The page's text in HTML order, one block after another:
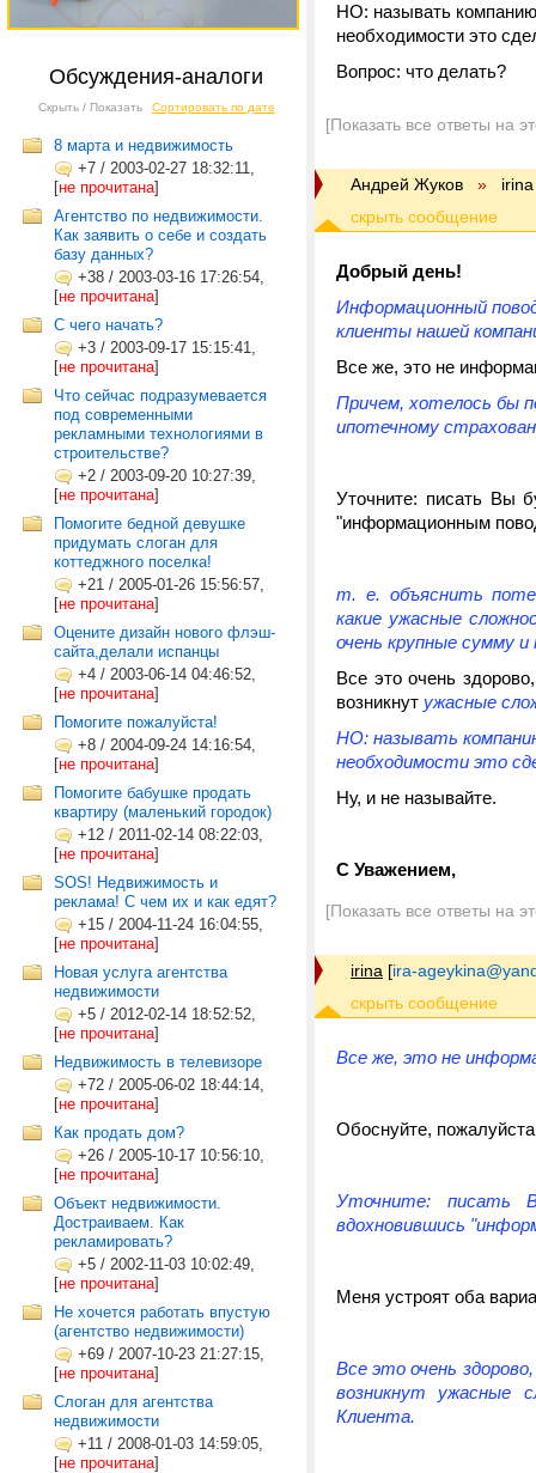
Обсуждения-аналоги
Скрыть / Показать Сортировать по дате
8 марта и недвижимость
+7 / 2003-02-27 18:32:11,
[не прочитана]
Агентство по недвижимости.
Как заявить о себе и создать
базу данных?
+38 / 2003-03-16 17:26:54,
[не прочитана]
С чего начать?
+3 / 2003-09-17 15:15:41,
[не прочитана]
Что сейчас подразумевается
под современными
рекламными технологиями в
строительстве?
+2 / 2003-09-20 10:27:39,
[не прочитана]
Помогите бедной девушке
придумать слоган для
коттеджного поселка!
+21 / 2005-01-26 15:56:57,
[не прочитана]
Оцените дизайн нового флэш-
сайта,делали испанцы
+4 / 2003-06-14 04:46:52,
[не прочитана]
Помогите пожалуйста!
+8 / 2004-09-24 14:16:54,
[не прочитана]
Помогите бабушке продать
квартиру (маленький городок)
+12 / 2011-02-14 08:22:03,
[не прочитана]
SOS! Недвижимость и
реклама! С чем их и как едят?
+15 / 2004-11-24 16:04:55,
[не прочитана]
Новая услуга агентства
недвижимости
+5 / 2012-02-14 18:52:52,
[не прочитана]
Недвижимость в телевизоре
+72 / 2005-06-02 18:44:14,
[не прочитана]
Как продать дом?
+26 / 2005-10-17 10:56:10,
[не прочитана]
Объект недвижимости.
Достраиваем. Как
рекламировать?
+5 / 2002-11-03 10:02:49,
[не прочитана]
Не хочется работать впустую
(агентство недвижимости)
+69 / 2007-10-23 21:27:15,
[не прочитана]
Слоган для агентства
недвижимости
+11 / 2008-01-03 14:59:05,
[не прочитана]
НО: называть
необходимости это
Вопрос: что делать?
[Показать все ответы на
Андрей Жуков » irina
Добрый день!
Информационный
клиенты нашей
Все же, это не
Причем, хотелось бы
ипотечному
Уточните: писать Вы
"информационным
т. е. объяснить
какие ужасные
очень крупные сумму
Все это очень
возникнут ужасные
НО: называть
необходимости это
Ну, и не называйте.
С Уважением,
[Показать все ответы на
irina [ira-
Все же, это не
Обоснуйте,
Уточните: писать
вдохновившись
Меня устроят оба
Все это очень
возникнут ужасные
Клиента.